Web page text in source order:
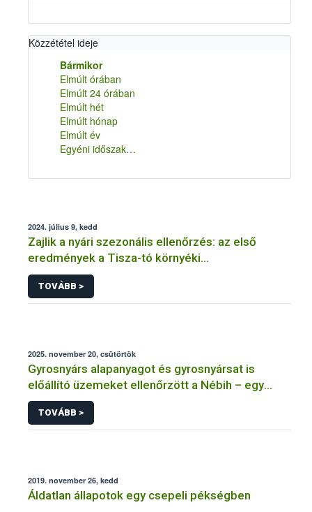
Közzététel ideje
Bármikor
Elmúlt órában
Elmúlt 24 órában
Elmúlt hét
Elmúlt hónap
Elmúlt év
Egyéni időszak…
2024. július 9, kedd
Zajlik a nyári szezonális ellenőrzés: az első
eredmények a Tisza-tó környéki
vendéglátóhelyekről érkeztek
TOVÁBB >
2025. november 20, csütörtök
Gyrosnyárs alapanyagot és gyrosnyársat is
előállító üzemeket ellenőrzött a Nébih – egy
üzem működését azonnal felfüggesztették
TOVÁBB >
2019. november 26, kedd
Áldatlan állapotok egy csepeli pékségben